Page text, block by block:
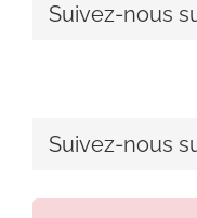
Suivez-nous
Suivez-nous